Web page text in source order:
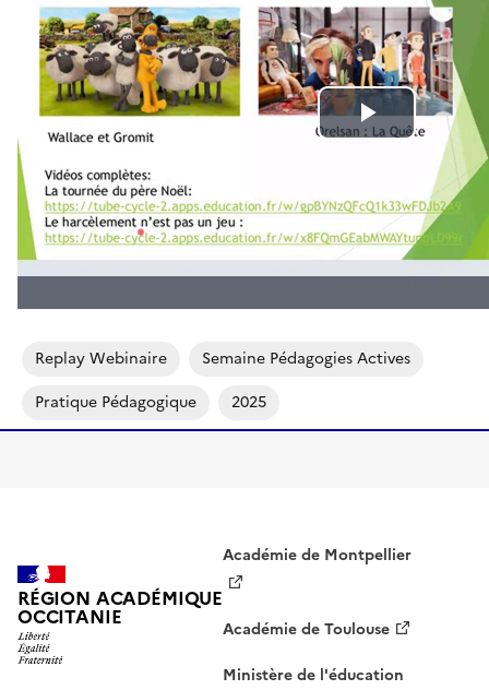
Replay Webinaire
Semaine Pédagogies Actives
Pratique Pédagogique
2025
RÉGION ACADÉMIQUE
OCCITANIE
Académie de Montpellier
Académie de Toulouse
Ministère de l'éducation